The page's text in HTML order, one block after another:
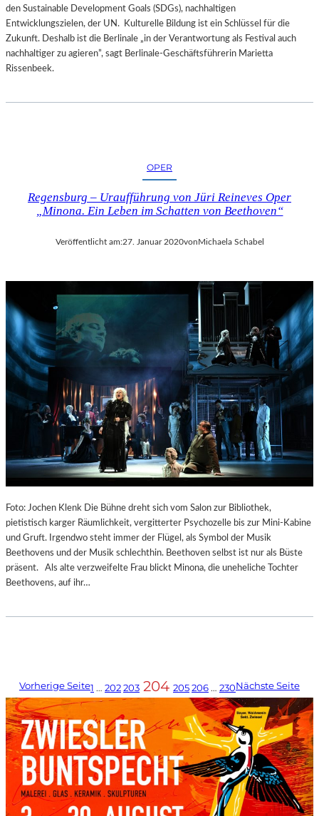
den Sustainable Development Goals (SDGs), nachhaltigen
Entwicklungszielen, der UN. Kulturelle Bildung ist ein Schlüssel für die
Zukunft. Deshalb ist die Berlinale „in der Verantwortung als Festival auch
nachhaltiger zu agieren”, sagt Berlinale-Geschäftsführerin Marietta
Rissenbeek.
OPER
Regensburg – Uraufführung von Jüri Reineves Oper
„Minona. Ein Leben im Schatten von Beethoven“
Veröffentlicht am:27. Januar 2020von Michaela Schabel
Foto: Jochen Klenk Die Bühne dreht sich vom Salon zur Bibliothek,
pietistisch karger Räumlichkeit, vergitterter Psychozelle bis zur Mini-Kabine
und Gruft. Irgendwo steht immer der Flügel, als Symbol der Musik
Beethovens und der Musik schlechthin. Beethoven selbst ist nur als Büste
präsent. Als alte verzweifelte Frau blickt Minona, die uneheliche Tochter
Beethovens, auf ihr…
Vorherige Seite1 … 202203 204 205206 … 230Nächste Seite